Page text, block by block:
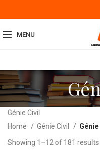
MENU
Génie Civil
Home
Génie Civil
Génie
Showing 1–12 of 181 results